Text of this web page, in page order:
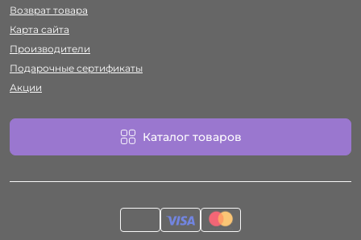
Возврат товара
Карта сайта
Производители
Подарочные сертификаты
Акции
Каталог товаров